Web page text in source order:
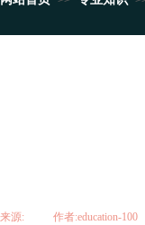
来源: 作者:education-100